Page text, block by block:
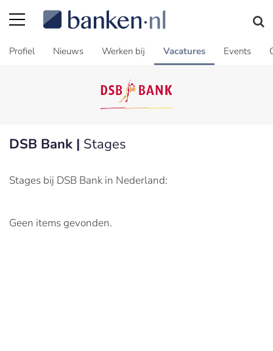
Profiel Nieuws Werken bij Vacatures Events
DSB Bank | Stages
Stages bij DSB Bank in Nederland:
Geen items gevonden.